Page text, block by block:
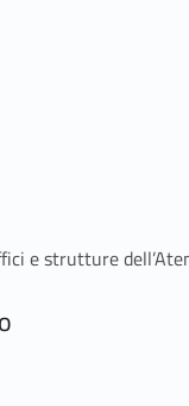
e strutture